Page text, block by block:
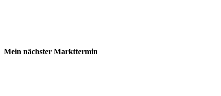
Mein nächster Markttermin